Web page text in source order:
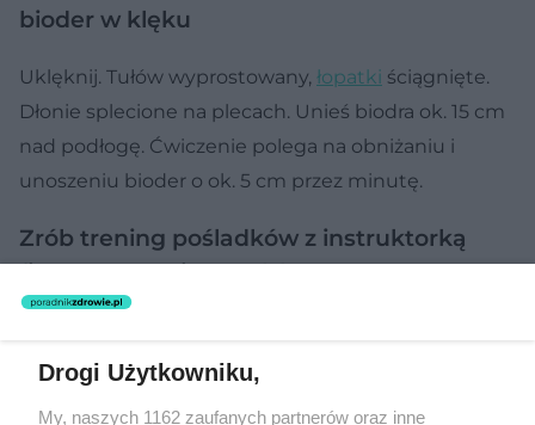
bioder w klęku
Uklęknij. Tułów wyprostowany, łopatki ściągnięte.
Dłonie splecione na plecach. Unieś biodra ok. 15 cm
nad podłogę. Ćwiczenie polega na obniżaniu i
unoszeniu bioder o ok. 5 cm przez minutę.
Zrób trening pośladków z instruktorką
fitness Patrycją Grzelską!
Drogi Użytkowniku,
My, naszych 1162 zaufanych partnerów oraz inne